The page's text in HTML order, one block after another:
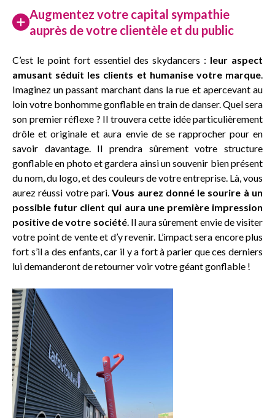
Augmentez votre capital sympathie
auprès de votre clientèle et du public
C’est le point fort essentiel des skydancers : leur aspect
amusant séduit les clients et humanise votre marque
Imaginez un passant marchant dans la rue et apercevant au
loin votre bonhomme gonflable en train de danser. Quel sera
son premier réflexe ? Il trouvera cette idée particulièrement
drôle et originale et aura envie de se rapprocher pour en
savoir davantage. Il prendra sûrement votre structure
gonflable en photo et gardera ainsi un souvenir bien présent
du nom, du logo, et des couleurs de votre entreprise. Là, vous
aurez réussi votre pari.Vous aurez donné le sourire à un
possible futur client qui aura une première impression
positive de votre société. Il aura sûrement envie de visiter
votre point de vente et d’y revenir. L’impact sera encore plus
fort s’il a des enfants, car il y a fort à parier que ces derniers
lui demanderont de retourner voir votre géant gonflable !